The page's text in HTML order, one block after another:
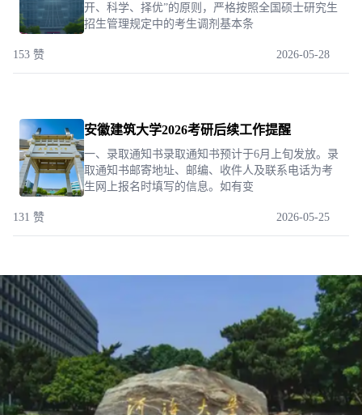
开、科学、择优”的原则，严格按照全国硕士研究生
招生管理规定中的考生调剂基本条
153 赞 2026-05-28
安徽建筑大学2026考研后续工作提醒
一、录取通知书录取通知书预计于6月上旬发放。录
取通知书邮寄地址、邮编、收件人及联系电话为考
生网上报名时填写的信息。如有变
131 赞 2026-05-25